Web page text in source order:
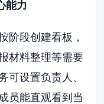
能力
阶段创建看板，
材料整理等需要
可设置负责人、
员能直观看到当